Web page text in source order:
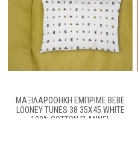
ΜΑΞΙΛΑΡΟΘΉΚΗ ΕΜΠΡΙΜΈ BEBE
LOONEY TUNES 38 35X45 WHITE
100% COTTON FLANNEL